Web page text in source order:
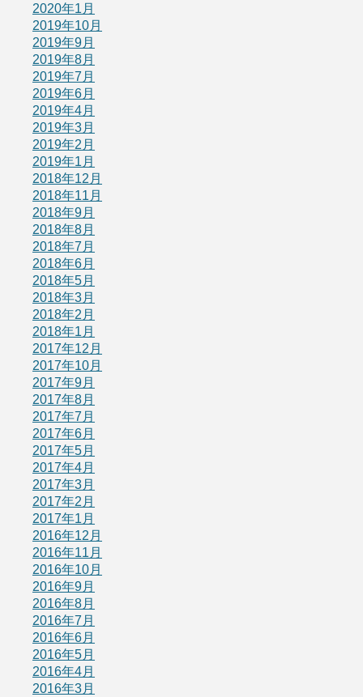
2020年1月
2019年10月
2019年9月
2019年8月
2019年7月
2019年6月
2019年4月
2019年3月
2019年2月
2019年1月
2018年12月
2018年11月
2018年9月
2018年8月
2018年7月
2018年6月
2018年5月
2018年3月
2018年2月
2018年1月
2017年12月
2017年10月
2017年9月
2017年8月
2017年7月
2017年6月
2017年5月
2017年4月
2017年3月
2017年2月
2017年1月
2016年12月
2016年11月
2016年10月
2016年9月
2016年8月
2016年7月
2016年6月
2016年5月
2016年4月
2016年3月